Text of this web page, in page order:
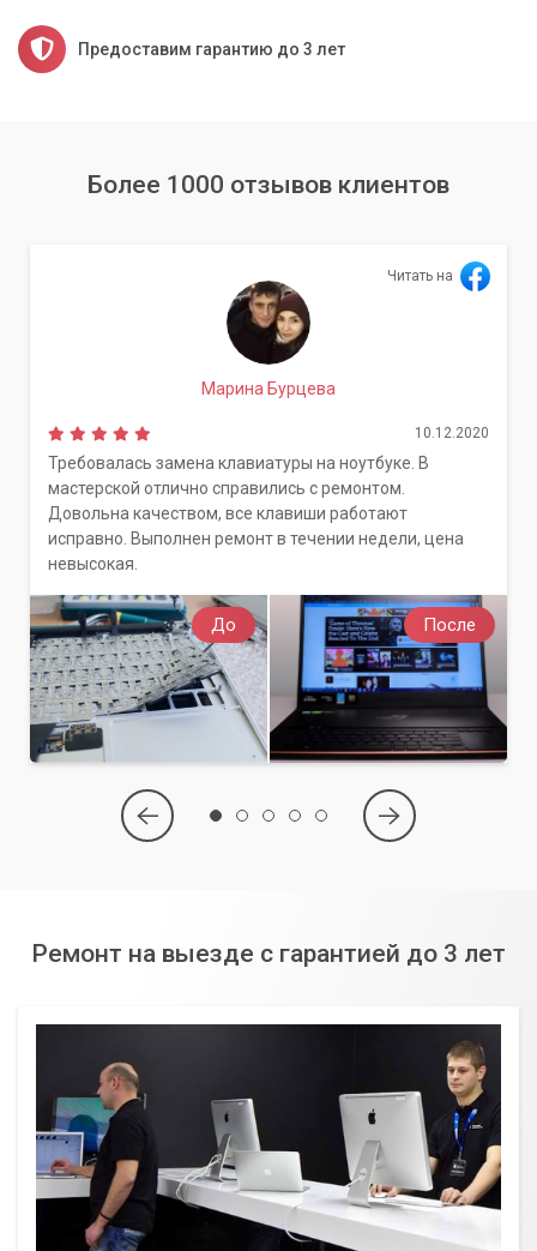
Предоставим гарантию до 3 лет
Более 1000 отзывов клиентов
До После
Читать на
Марина Бурцева
10.12.2020
Требовалась замена клавиатуры на ноутбуке. В
мастерской отлично справились с ремонтом.
Довольна качеством, все клавиши работают
исправно. Выполнен ремонт в течении недели, цена
невысокая.
Ремонт на выезде с гарантией до 3 лет